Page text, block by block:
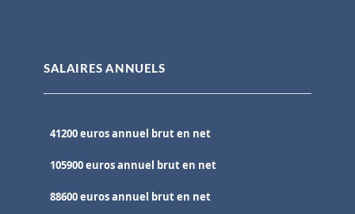
SALAIRES ANNUELS
41200 euros annuel brut en net
105900 euros annuel brut en net
88600 euros annuel brut en net